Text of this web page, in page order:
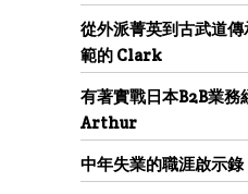
從外派菁英到古武道
範的 Clark
有著實戰日本B2B業務
Arthur
中年失業的職涯啟示錄